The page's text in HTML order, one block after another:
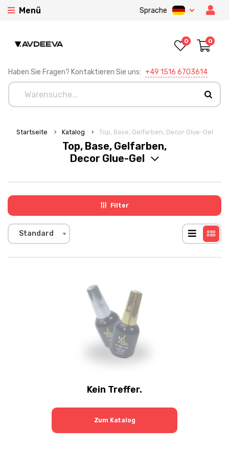
Menü Sprache
Haben Sie Fragen? Kontaktieren Sie uns: +49 1516 6703614
0 0
Startseite Katalog Top, Base, Gelfarben, Decor Glue-Gel
Top, Base, Gelfarben,
Decor Glue-Gel
Filter
Standard
Kein Treffer.
Zum Katalog